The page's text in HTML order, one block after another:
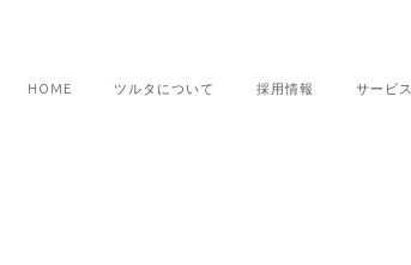
HOME ツルタについて 採用情報 サービス